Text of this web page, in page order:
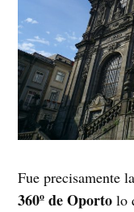
Fue precisamente
360º de Oporto lo